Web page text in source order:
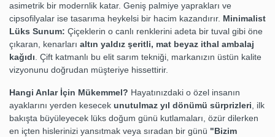
asimetrik bir modernlik katar. Geniş palmiye yaprakları ve
cipsofilyalar ise tasarıma heykelsi bir hacim kazandırır. Minimalist
Lüks Sunum: Çiçeklerin o canlı renklerini adeta bir tuval gibi öne
çıkaran, kenarları altın yaldız şeritli, mat beyaz ithal ambalaj
kağıdı . Çift katmanlı bu elit sarım tekniği, markanızın üstün kalite
vizyonunu doğrudan müşteriye hissettirir.
Hangi Anlar İçin Mükemmel? Hayatınızdaki o özel insanın
ayaklarını yerden kesecek unutulmaz yıl dönümü sürprizleri , ilk
bakışta büyüleyecek lüks doğum günü kutlamaları, özür dilerken
en içten hislerinizi yansıtmak veya sıradan bir günü "Bizim